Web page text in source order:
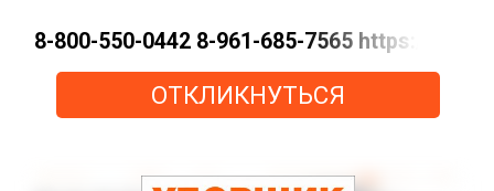
8-800-550-0442 8-961-685-7565 https://
ОТКЛИКНУТЬСЯ